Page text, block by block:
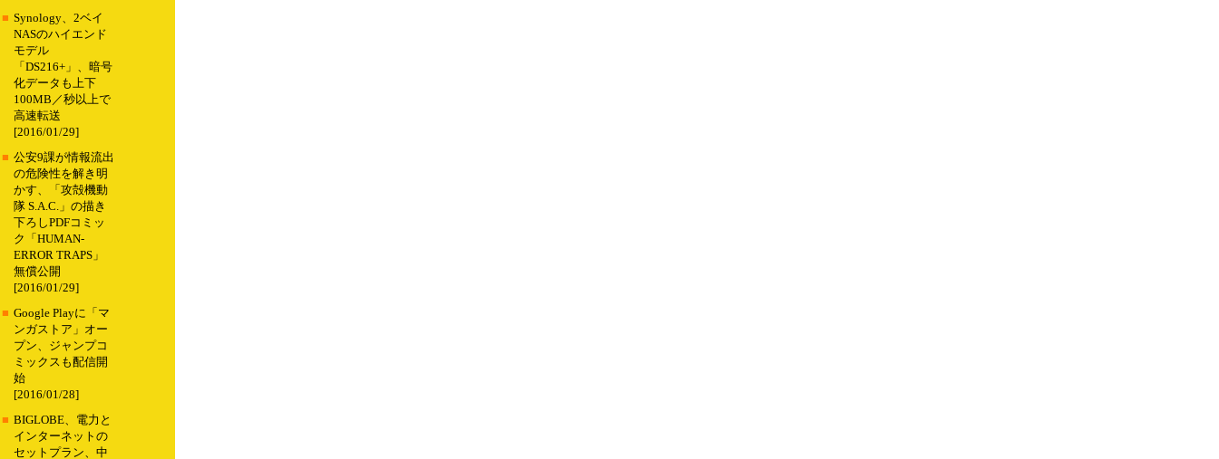
■ Synology、2ベイ
NASのハイエンド
モデル
「DS216+」、暗号
化データも上下
100MB／秒以上で
高速転送
[2016/01/29]
■ 公安9課が情報流出
の危険性を解き明
かす、「攻殻機動
隊 S.A.C.」の描き
下ろしPDFコミッ
ク「HUMAN-
ERROR TRAPS」
無償公開
[2016/01/29]
■ Google Playに「マ
ンガストア」オー
プン、ジャンプコ
ミックスも配信開
始
[2016/01/28]
■ BIGLOBE、電力と
インターネットの
セットプラン、中